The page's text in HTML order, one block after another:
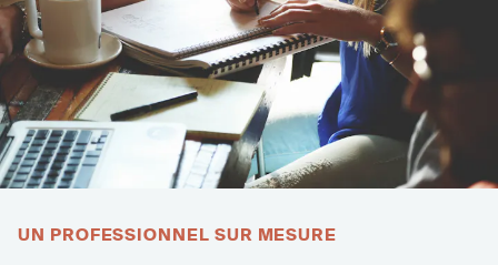
UN PROFESSIONNEL SUR MESURE